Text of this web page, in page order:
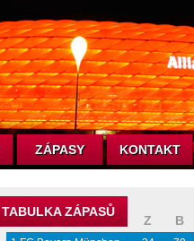
ZÁPASY KONTAKT
TABULKA ZÁPASŮ
Z B